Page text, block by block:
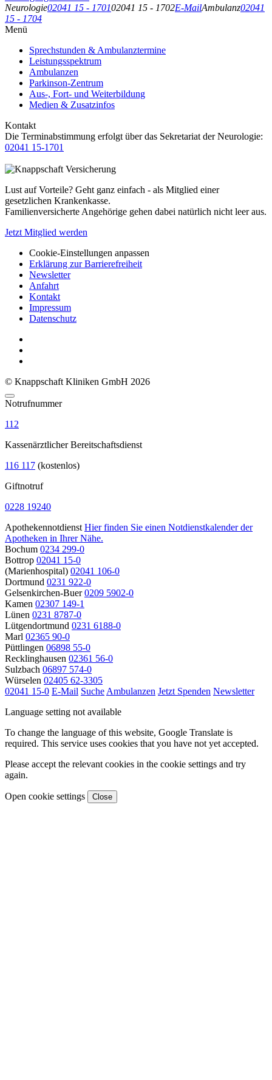
Neurologie02041 15 - 170102041 15 - 1702E-MailAmbulanz02041
15 - 1704
Menü
Sprechstunden & Ambulanztermine
Leistungsspektrum
Ambulanzen
Parkinson-Zentrum
Aus-, Fort- und Weiterbildung
Medien & Zusatzinfos
Kontakt
Die Terminabstimmung erfolgt über das Sekretariat der Neurologie:
02041 15-1701
Lust auf Vorteile? Geht ganz einfach - als Mitglied einer
gesetzlichen Krankenkasse.
Familienversicherte Angehörige gehen dabei natürlich nicht leer aus.
Jetzt Mitglied werden
Cookie-Einstellungen anpassen
Erklärung zur Barrierefreiheit
Newsletter
Anfahrt
Kontakt
Impressum
Datenschutz
© Knappschaft Kliniken GmbH 2026
Notrufnummer
112
Kassenärztlicher Bereitschaftsdienst
116 117 (kostenlos)
Giftnotruf
0228 19240
Apothekennotdienst Hier finden Sie einen Notdienstkalender der
Apotheken in Ihrer Nähe.
Bochum 0234 299-0
Bottrop 02041 15-0
(Marienhospital) 02041 106-0
Dortmund 0231 922-0
Gelsenkirchen-Buer 0209 5902-0
Kamen 02307 149-1
Lünen 0231 8787-0
Lütgendortmund 0231 6188-0
Marl 02365 90-0
Püttlingen 06898 55-0
Recklinghausen 02361 56-0
Sulzbach 06897 574-0
Würselen 02405 62-3305
02041 15-0 E-Mail Suche Ambulanzen Jetzt Spenden Newsletter
Language setting not available
To change the language of this website, Google Translate is
required. This service uses cookies that you have not yet accepted.
Please accept the relevant cookies in the cookie settings and try
again.
Open cookie settings Close